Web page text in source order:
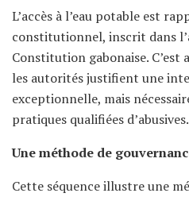
L’accès à l’eau potable est
constitutionnel, inscrit dans
Constitution gabonaise. C’est
les autorités justifient une
exceptionnelle, mais
pratiques qualifiées d’abusives.
Une méthode de
Cette séquence illustre une